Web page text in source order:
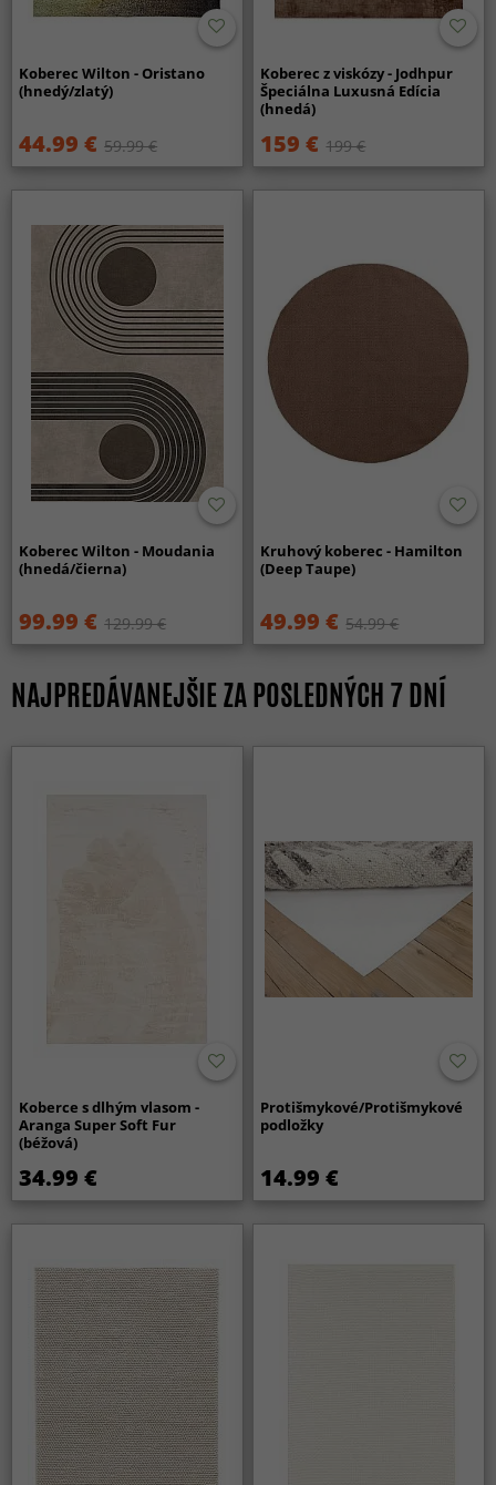
Koberec Wilton - Oristano
(hnedý/zlatý)
44.99 € 59.99 €
Koberec z viskózy - Jodhpur
Špeciálna Luxusná Edícia
(hnedá)
159 € 199 €
Koberec Wilton - Moudania
(hnedá/čierna)
99.99 € 129.99 €
Kruhový koberec - Hamilton
(Deep Taupe)
49.99 € 54.99 €
NAJPREDÁVANEJŠIE ZA POSLEDNÝCH 7 DNÍ
Koberce s dlhým vlasom -
Aranga Super Soft Fur
(béžová)
34.99 €
Protišmykové/Protišmykové
podložky
14.99 €